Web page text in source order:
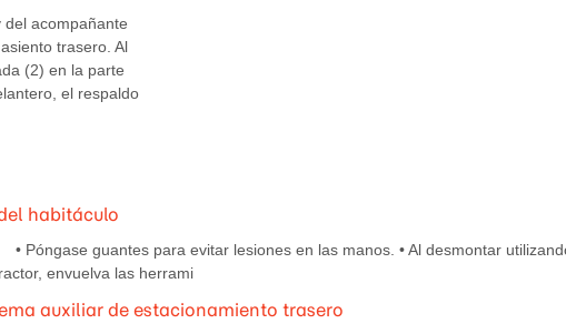
acompañante
trasero. Al
(2) en la parte
el respaldo
habitáculo
Póngase guantes para evitar lesiones en las manos. • Al desmontar
envuelva las herrami
auxiliar de estacionamiento trasero